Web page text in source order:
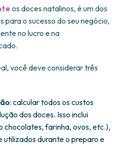
os doces natalinos, é um dos
o sucesso do seu negócio,
no lucro e na
você deve considerar três
: calcular todos os custos
dos doces. Isso inclui
chocolates, farinha, ovos, etc.),
utilizados durante o preparo e